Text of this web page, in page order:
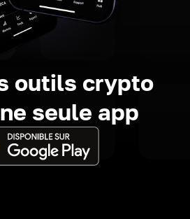
outils crypto
seule app